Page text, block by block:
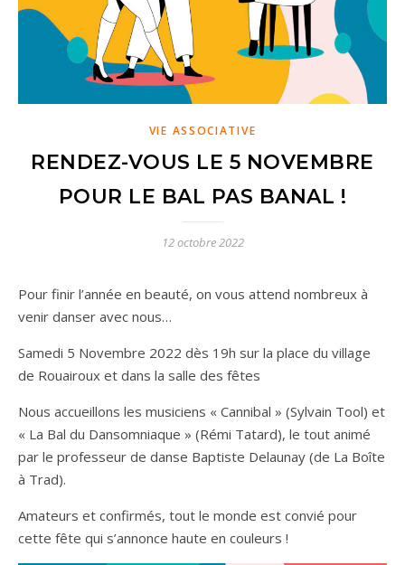
VIE ASSOCIATIVE
RENDEZ-VOUS LE 5 NOVEMBRE
POUR LE BAL PAS BANAL !
12 octobre 2022
Pour finir l’année en beauté, on vous attend nombreux à
venir danser avec nous…
Samedi 5 Novembre 2022 dès 19h sur la place du village
de Rouairoux et dans la salle des fêtes
Nous accueillons les musiciens « Cannibal » (Sylvain Tool) et
« La Bal du Dansomniaque » (Rémi Tatard), le tout animé
par le professeur de danse Baptiste Delaunay (de La Boîte
à Trad).
Amateurs et confirmés, tout le monde est convié pour
cette fête qui s’annonce haute en couleurs !